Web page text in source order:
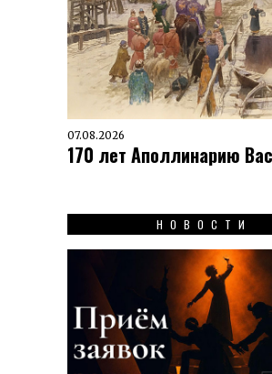
07.08.2026
170 лет Аполлинарию
НОВОСТИ